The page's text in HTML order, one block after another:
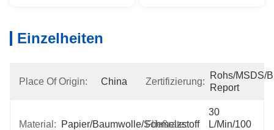
Einzelheiten
Place Of Origin: China Zertifizierung:
Rohs/MSDS/
Report
Material: Papier/Baumwolle/Schmelzstoff
Fließrate:
30
L/min/100